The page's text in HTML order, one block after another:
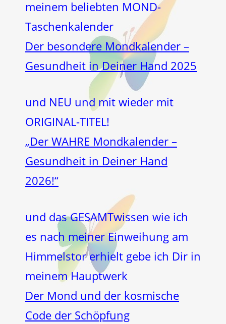
meinem beliebten MOND-
Taschenkalender
Der besondere Mondkalender –
Gesundheit in Deiner Hand 2025
und NEU und mit wieder mit
ORIGINAL-TITEL!
„Der WAHRE Mondkalender –
Gesundheit in Deiner Hand
2026!“
und das GESAMTwissen wie ich
es nach meiner Einweihung am
Himmelstor erhielt gebe ich Dir in
meinem Hauptwerk
Der Mond und der kosmische
Code der Schöpfung